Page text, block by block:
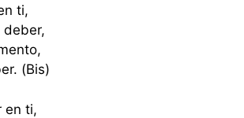
ti,
deber,
(Bis)
en ti,